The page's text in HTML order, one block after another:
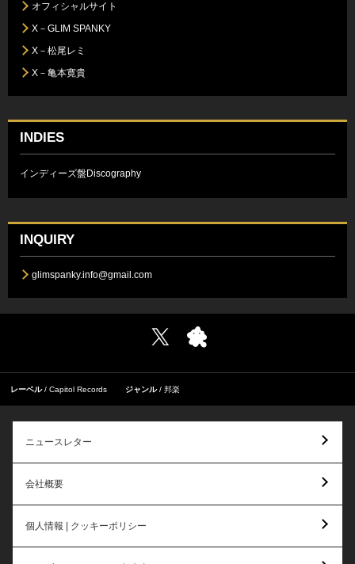
オフィシャルサイト
X－GLIM SPANKY
X－松尾レミ
X－亀本寛貴
INDIES
インディーズ盤Discography
INQUIRY
glimspanky.info@gmail.com
レーベル Capitol Records ジャンル 邦楽
ニュースレター
会社概要
個人情報 | クッキーポリシー